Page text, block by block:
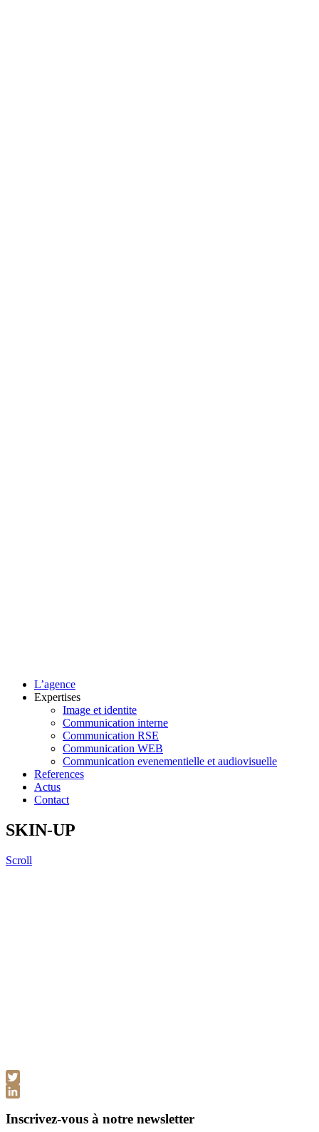
L’agence
Expertises
Image et identite
Communication interne
Communication RSE
Communication WEB
Communication evenementielle et audiovisuelle
References
Actus
Contact
SKIN-UP
Scroll
Twitter
Inscrivez-vous à notre newsletter